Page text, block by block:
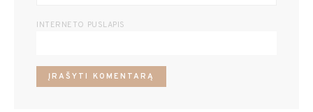
INTERNETO PUSLAPIS